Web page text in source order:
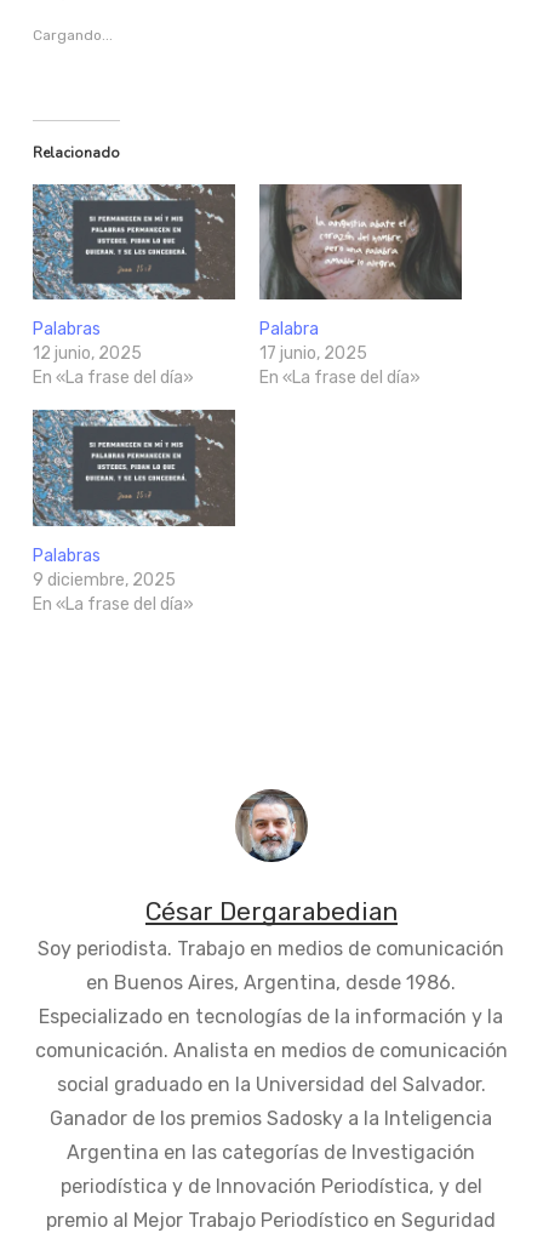
Cargando...
Relacionado
Palabras
12 junio, 2025
En «La frase del día»
Palabra
17 junio, 2025
En «La frase del día»
Palabras
9 diciembre, 2025
En «La frase del día»
César Dergarabedian
Soy periodista. Trabajo en medios de comunicación
en Buenos Aires, Argentina, desde 1986.
Especializado en tecnologías de la información y la
comunicación. Analista en medios de comunicación
social graduado en la Universidad del Salvador.
Ganador de los premios Sadosky a la Inteligencia
Argentina en las categorías de Investigación
periodística y de Innovación Periodística, y del
premio al Mejor Trabajo Periodístico en Seguridad